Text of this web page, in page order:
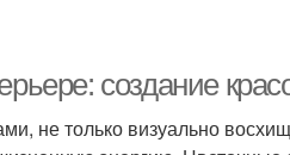
создание
не только визуально